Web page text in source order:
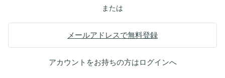
または
メールアドレスで無料登録
アカウントをお持ちの方はログインへ